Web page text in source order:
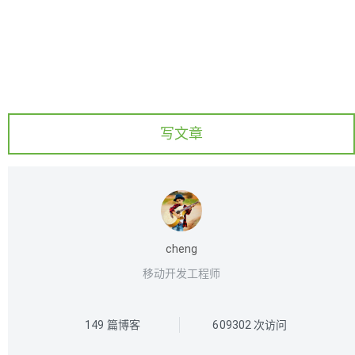
写文章
cheng
移动开发工程师
149 篇博客 609302 次访问